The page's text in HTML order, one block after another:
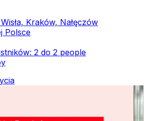
Kraków, Nałęczów
Polsce
2 do 2 people